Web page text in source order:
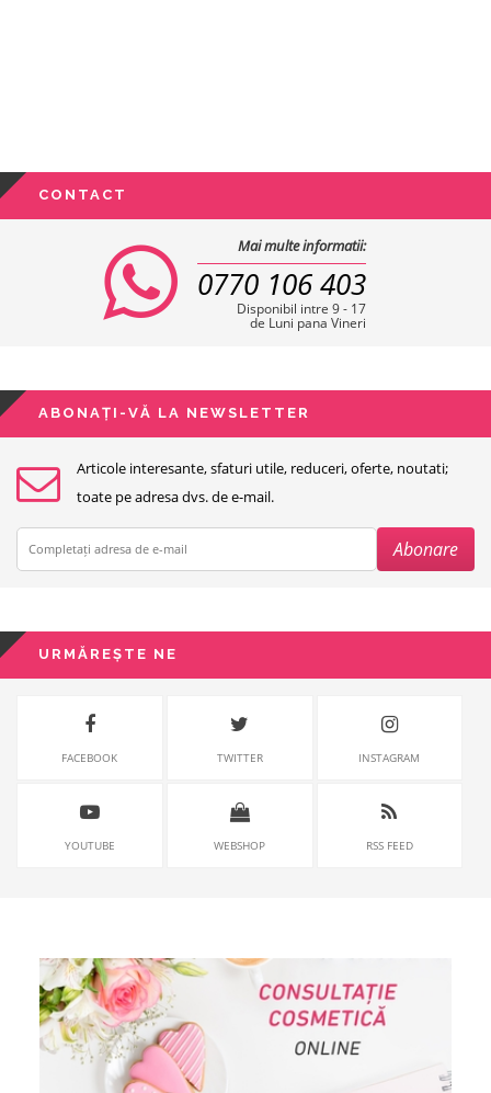
CONTACT
Mai multe informatii:
0770 106 403
Disponibil intre 9 - 17
de Luni pana Vineri
ABONAȚI-VĂ LA NEWSLETTER
Articole interesante, sfaturi utile, reduceri, oferte, noutati;
toate pe adresa dvs. de e-mail.
URMĂREȘTE NE
FACEBOOK TWITTER INSTAGRAM
YOUTUBE WEBSHOP RSS FEED